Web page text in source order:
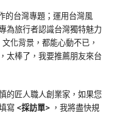
的台灣專題；運用台灣風
為旅行者認識台灣獨特魅力
化背景，都能心動不已，
太棒了，我要推薦朋友來台
的匠人職人創業家，如果您
寫 <採訪單> ，我將盡快規